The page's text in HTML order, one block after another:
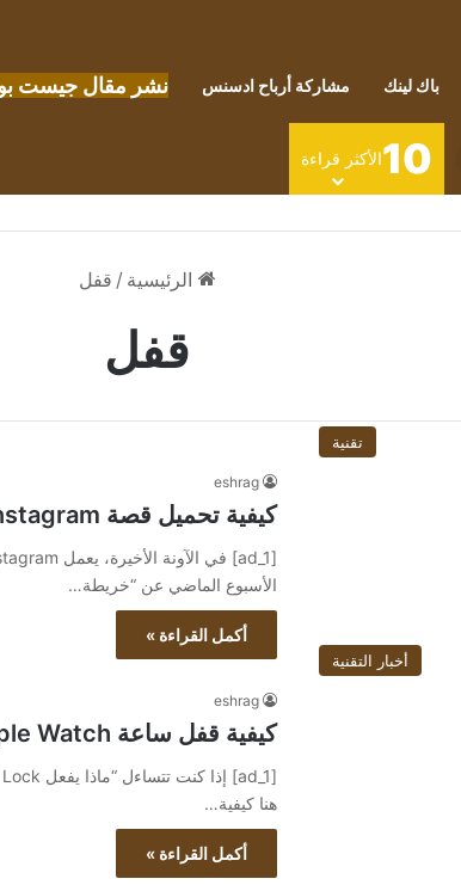
باك لينك مشاركة أرباح ادسنس نشر مقال جيست
10الأكثر قراءة
الرئيسية / قفل
قفل
تقنية
eshrag
كيفية تحميل قصة Instagram من شاشة قفل جهاز iPhone الخاص بك؟
الأسبوع الماضي عن “خريطة…
أكمل القراءة »
أخبار التقنية
eshrag
كيفية قفل ساعة Apple Watch الخاصة بك لحمايتها
هنا كيفية…
أكمل القراءة »